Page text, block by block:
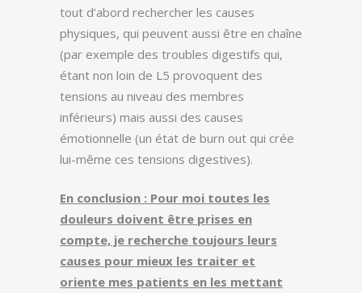
tout d’abord rechercher les causes
physiques, qui peuvent aussi être en chaîne
(par exemple des troubles digestifs qui,
étant non loin de L5 provoquent des
tensions au niveau des membres
inférieurs) mais aussi des causes
émotionnelle (un état de burn out qui crée
lui-même ces tensions digestives).
En conclusion : Pour moi toutes les
douleurs doivent être prises en
compte, je recherche toujours leurs
causes pour mieux les traiter et
oriente mes patients en les mettant